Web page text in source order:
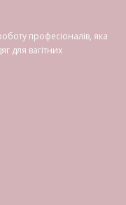
професіоналів, яка
для вагітних